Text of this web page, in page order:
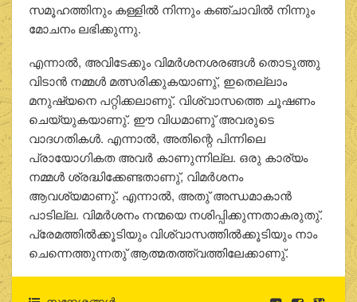
സമൂഹത്തിനും കള്ളില്‍ നിന്നും കഞ്ചാവില്‍ നിന്നും
മോചനം ലഭിക്കുന്നു.
എന്നാല്‍, അവിടേക്കും വിമര്‍ശനശരങ്ങള്‍ തൊടുത്തു
വിടാന്‍ നമ്മള്‍ മത്സരിക്കുകയാണു്, ഇതെല്ലാം
മനുഷ്യനെ പറ്റിക്കലാണു്. വിശ്വാസത്തെ ചൂഷണം
ചെയ്യുകയാണു്. ഈ വിധമാണു് അവരുടെ
വാദഗതികള്‍. എന്നാല്‍, അതിന്റെ പിന്നിലെ
പ്രായോഗികത അവര്‍ കാണുന്നില്ല. ഒരു കാര്യം
നമ്മള്‍ ശ്രദ്ധിക്കേണ്ടതാണു്, വിമര്‍ശനം
ആവശ്യമാണു്. എന്നാല്‍, അതു് അന്ധമാകാന്‍
പാടില്ല. വിമര്‍ശനം നന്മയെ നശിപ്പിക്കുന്നതാകരുതു്.
പ്രേമത്തില്‍ക്കൂടിയും വിശ്വാസത്തില്‍ക്കൂടിയും നാം
ചെന്നെത്തുന്നതു് ആത്മതത്ത്വത്തിലേക്കാണു്.